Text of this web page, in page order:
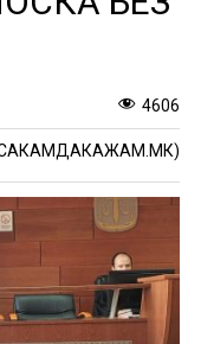
4606
(САКАМДАКАЖАМ.МК)